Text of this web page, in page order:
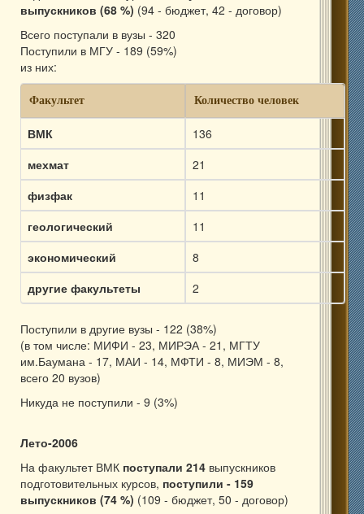
выпускников (68 %) (94 - бюджет, 42 - договор)
Всего поступали в вузы - 320
Поступили в МГУ - 189 (59%)
из них:
Факультет Количество человек
ВМК
136
мехмат
21
физфак
11
геологический
11
экономический
8
другие факультеты
2
Поступили в другие вузы - 122 (38%)
(в том числе: МИФИ - 23, МИРЭА - 21, МГТУ
им.Баумана - 17, МАИ - 14, МФТИ - 8, МИЭМ - 8,
всего 20 вузов)
Никуда не поступили - 9 (3%)
Лето-2006
На факультет ВМК поступали 214 выпускников
подготовительных курсов, поступили - 159
выпускников (74 %) (109 - бюджет, 50 - договор)